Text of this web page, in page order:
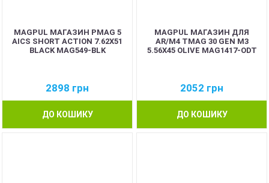
MAGPUL МАГАЗИН PMAG 5
AICS SHORT ACTION 7.62X51
BLACK MAG549-BLK
2898 грн
ДО КОШИКУ
MAGPUL МАГАЗИН ДЛЯ
AR/M4 TMAG 30 GEN M3
5.56X45 OLIVE MAG1417-ODT
2052 грн
ДО КОШИКУ